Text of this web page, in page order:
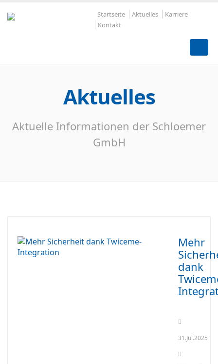
Startseite Aktuelles
Karriere
Kontakt
Aktuelles
Aktuelle Informationen der Schloemer
GmbH
Mehr
dank
31.Jul.2025